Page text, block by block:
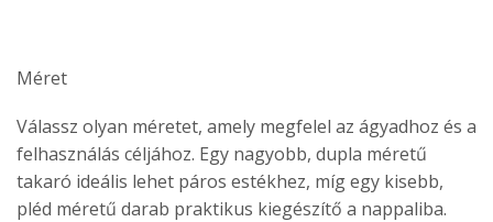
Méret
Válassz olyan méretet, amely megfelel az ágyadhoz és a
felhasználás céljához. Egy nagyobb, dupla méretű
takaró ideális lehet páros estékhez, míg egy kisebb,
pléd méretű darab praktikus kiegészítő a nappaliba.